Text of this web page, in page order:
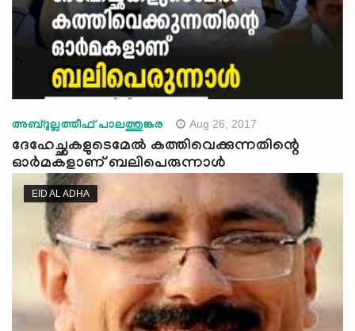
അബ്ദുല്ലത്തീഫ് പാലത്തുങ്കര Aug 26, 2017
ദേഹേച്ഛകളുടെമേല്‍ കത്തിവെക്കുന്നതിന്റെ
ഓര്‍മകളാണ് ബലിപെരുന്നാള്‍
EID AL ADHA